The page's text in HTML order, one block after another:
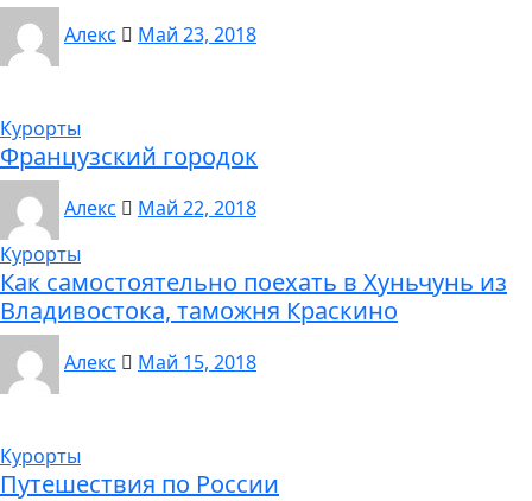
Алекс Май 23, 2018
Курорты
Французский городок
Алекс
Май 22, 2018
Курорты
Как самостоятельно поехать в Хуньчунь из
Владивостока, таможня Краскино
Алекс Май 15, 2018
Курорты
Путешествия по России